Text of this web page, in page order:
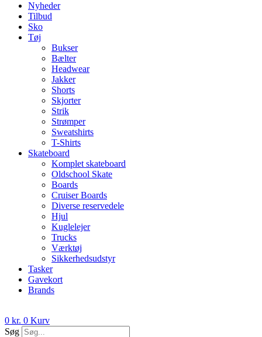
Nyheder
Tilbud
Sko
Tøj
Bukser
Bælter
Headwear
Jakker
Shorts
Skjorter
Strik
Strømper
Sweatshirts
T-Shirts
Skateboard
Komplet skateboard
Oldschool Skate
Boards
Cruiser Boards
Diverse reservedele
Hjul
Kuglelejer
Trucks
Værktøj
Sikkerhedsudstyr
Tasker
Gavekort
Brands
0 kr. 0 Kurv
Søg